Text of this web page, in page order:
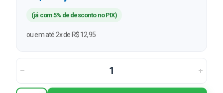
(já com 5% de desconto no PIX)
ou em até 2x de R$ 12,95